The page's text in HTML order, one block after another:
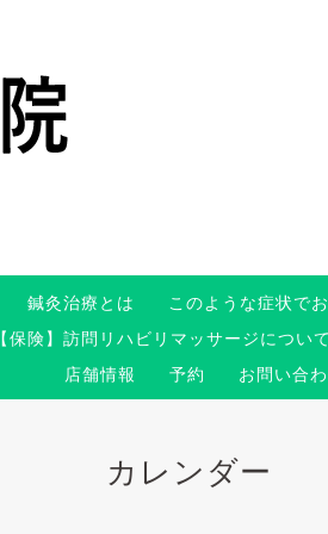
鍼灸治療とは このような症状で
【保険】訪問リハビリマッサージについて
店舗情報
予約 お問い合
カレンダー